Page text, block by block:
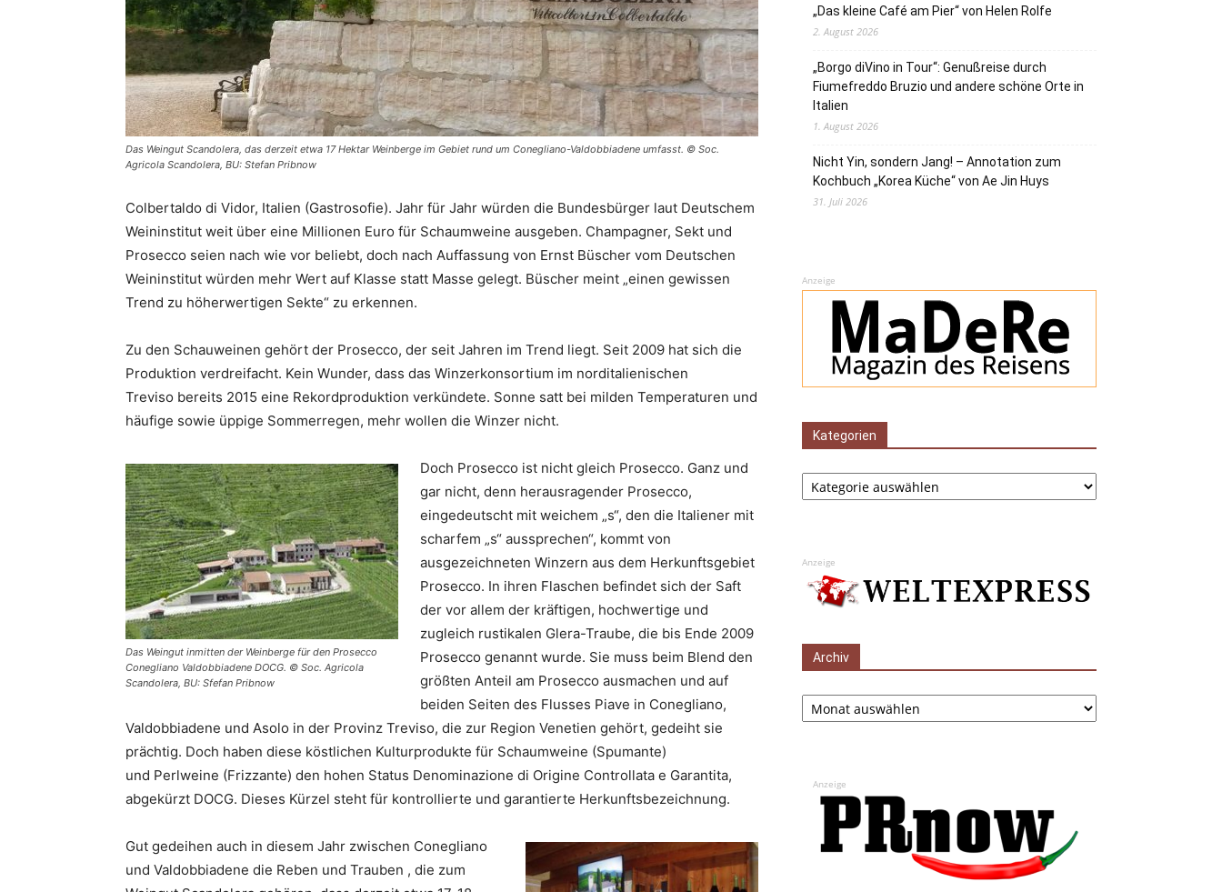
Das Weingut Scandolera, das derzeit etwa 17 Hektar Weinberge im Gebiet rund um Conegliano-Valdobbiadene umfasst. © Soc.
Agricola Scandolera, BU: Stefan Pribnow
Colbertaldo di Vidor, Italien (Gastrosofie). Jahr für Jahr würden die Bundesbürger laut Deutschem
Weininstitut weit über eine Millionen Euro für Schaumweine ausgeben. Champagner, Sekt und
Prosecco seien nach wie vor beliebt, doch nach Auffassung von Ernst Büscher vom Deutschen
Weininstitut würden mehr Wert auf Klasse statt Masse gelegt. Büscher meint „einen gewissen
Trend zu höherwertigen Sekte“ zu erkennen.
Zu den Schauweinen gehört der Prosecco, der seit Jahren im Trend liegt. Seit 2009 hat sich die
Produktion verdreifacht. Kein Wunder, dass das Winzerkonsortium im norditalienischen
Treviso bereits 2015 eine Rekordproduktion verkündete. Sonne satt bei milden Temperaturen und
häufige sowie üppige Sommerregen, mehr wollen die Winzer nicht.
Das Weingut inmitten der Weinberge für den Prosecco
Conegliano Valdobbiadene DOCG. © Soc. Agricola
Scandolera, BU: Sfefan Pribnow
Doch Prosecco ist nicht gleich Prosecco. Ganz und
gar nicht, denn herausragender Prosecco,
eingedeutscht mit weichem „s“, den die Italiener mit
scharfem „s“ aussprechen“, kommt von
ausgezeichneten Winzern aus dem Herkunftsgebiet
Prosecco. In ihren Flaschen befindet sich der Saft
der vor allem der kräftigen, hochwertige und
zugleich rustikalen Glera-Traube, die bis Ende 2009
Prosecco genannt wurde. Sie muss beim Blend den
größten Anteil am Prosecco ausmachen und auf
beiden Seiten des Flusses Piave in Conegliano,
Valdobbiadene und Asolo in der Provinz Treviso, die zur Region Venetien gehört, gedeiht sie
prächtig. Doch haben diese köstlichen Kulturprodukte für Schaumweine (Spumante)
und Perlweine (Frizzante) den hohen Status Denominazione di Origine Controllata e Garantita,
abgekürzt DOCG. Dieses Kürzel steht für kontrollierte und garantierte Herkunftsbezeichnung.
Gut gedeihen auch in diesem Jahr zwischen Conegliano
und Valdobbiadene die Reben und Trauben , die zum
„Das kleine Café am Pier“ von Helen Rolfe
2. August 2026
„Borgo diVino in Tour“: Genußreise durch
Fiumefreddo Bruzio und andere schöne Orte in
Italien
1. August 2026
Nicht Yin, sondern Jang! – Annotation zum
Kochbuch „Korea Küche“ von Ae Jin Huys
31. Juli 2026
Anzeige
Kategorien
Kategorien
Anzeige
Archiv
Archiv
Anzeige